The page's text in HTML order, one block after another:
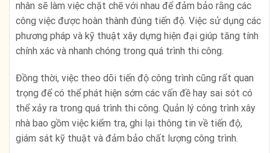
nhân sẽ làm việc chặt chẽ với nhau để đảm bảo rằng các
công việc được hoàn thành đúng tiến độ. Việc sử dụng các
phương pháp và kỹ thuật xây dựng hiện đại giúp tăng tính
chính xác và nhanh chóng trong quá trình thi công.
Đồng thời, việc theo dõi tiến độ công trình cũng rất quan
trọng để có thể phát hiện sớm các vấn đề hay sai sót có
thể xảy ra trong quá trình thi công. Quản lý công trình xây
nhà bao gồm việc kiểm tra, ghi lại thông tin về tiến độ,
giám sát kỹ thuật và đảm bảo chất lượng công trình.